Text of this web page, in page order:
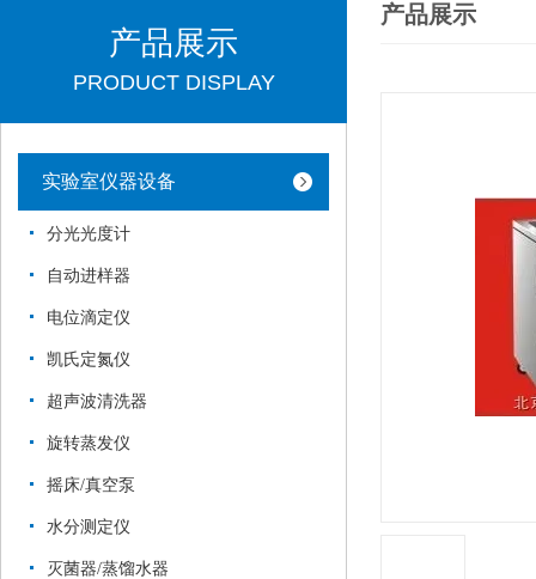
产品展示
PRODUCT DISPLAY
实验室仪器设备
分光光度计
自动进样器
电位滴定仪
凯氏定氮仪
超声波清洗器
旋转蒸发仪
摇床/真空泵
水分测定仪
灭菌器/蒸馏水器
产品展示